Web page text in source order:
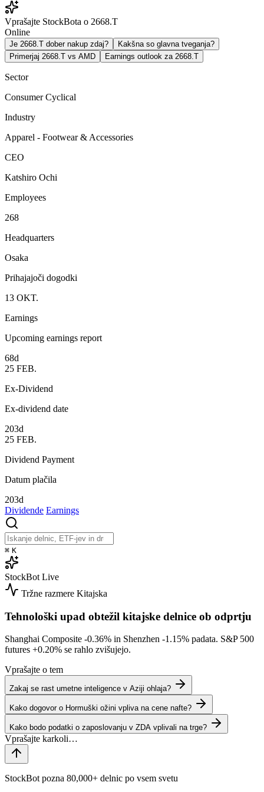
Vprašajte StockBota o 2668.T
Online
Je 2668.T dober nakup zdaj?
Kakšna so glavna tveganja?
Primerjaj 2668.T vs AMD
Earnings outlook za 2668.T
Sector
Consumer Cyclical
Industry
Apparel - Footwear & Accessories
CEO
Katshiro Ochi
Employees
268
Headquarters
Osaka
Prihajajoči dogodki
13 OKT.
Earnings
Upcoming earnings report
68d
25 FEB.
Ex-Dividend
Ex-dividend date
203d
25 FEB.
Dividend Payment
Datum plačila
203d
Dividende Earnings
⌘ K
StockBot Live
Tržne razmere Kitajska
Tehnološki upad obtežil kitajske delnice ob odprtju
Shanghai Composite -0.36% in Shenzhen -1.15% padata. S&P 500
futures +0.20% se rahlo zvišujejo.
Vprašajte o tem
Zakaj se rast umetne inteligence v Aziji ohlaja?
Kako dogovor o Hormuški ožini vpliva na cene nafte?
Kako bodo podatki o zaposlovanju v ZDA vplivali na trge?
StockBot pozna 80,000+ delnic po vsem svetu